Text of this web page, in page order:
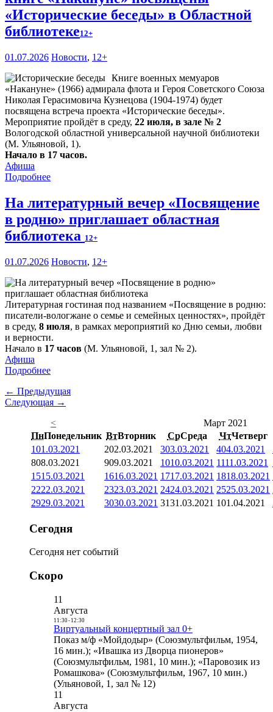
«Исторические беседы» в Областной
библиотеке12+
01.07.2026 Новости, 12+
Книге военных мемуаров
«Накануне» (1966) адмирала флота и Героя Советского Союза
Николая Герасимовича Кузнецова (1904-1974) будет
посвящена встреча проекта «Исторические беседы».
Мероприятие пройдёт в среду, 22 июля, в зале № 2
Вологодской областной универсальной научной библиотеки
(М. Ульяновой, 1).
Начало в 17 часов.
Афиша
Подробнее
На литературный вечер «Посвящение
в родню» приглашает областная
библиотека 12+
01.07.2026 Новости, 12+
Литературная гостиная под названием «Посвящение в родню:
писатели-вологжане о семье и семейных ценностях», пройдёт
в среду, 8 июля, в рамках мероприятий ко Дню семьи, любви
и верности.
Начало в 17 часов (М. Ульяновой, 1, зал № 2).
Афиша
Подробнее
← Предыдущая
Следующая →
<
Март 2021
ПнПонедельник ВтВторник СрСреда ЧтЧетверг
101.03.2021 202.03.2021 303.03.2021 404.03.2021
808.03.2021 909.03.2021 1010.03.2021 1111.03.2021
1515.03.2021 1616.03.2021 1717.03.2021 1818.03.2021
2222.03.2021 2323.03.2021 2424.03.2021 2525.03.2021
2929.03.2021 3030.03.2021 3131.03.2021 101.04.2021
Сегодня
Сегодня нет событий
Скоро
11
Августа
11:30- 12:30
Виртуальный концертный зал 0+
Показ м/ф «Мойдодыр» (Союзмультфильм, 1954,
16 мин.); «Ивашка из Дворца пионеров»
(Союзмультфильм, 1981, 10 мин.); «Паровозик из
Ромашкова» (Союзмультфильм, 1967, 10 мин.)
(Ульяновой, 1, зал № 12)
11
Августа